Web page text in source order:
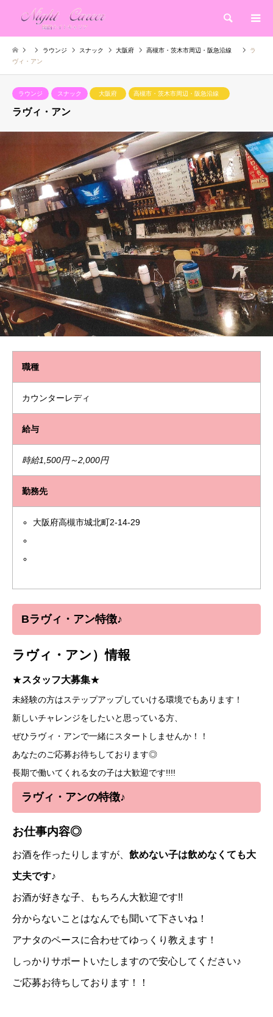
検索
ラウンジ スナック 大阪府 高槻市・茨木市周辺・阪急沿線
ラ
ヴィ・アン
ラウンジ スナック 大阪府 高槻市・茨木市周辺・阪急沿線
ラヴィ・アン
職種
カウンターレディ
給与
時給1,500円～2,000円
勤務先
大阪府高槻市城北町2-14-29
Bラヴィ・アン特徴♪
ラヴィ・アン）情報
★スタッフ大募集★
未経験の方はステップアップしていける環境でもあります！
新しいチャレンジをしたいと思っている方、
ぜひラヴィ・アンで一緒にスタートしませんか！！
あなたのご応募お待ちしております◎
長期で働いてくれる女の子は大歓迎です!!!!
ラヴィ・アンの特徴♪
お仕事内容◎
お酒を作ったりしますが、 飲めない子は飲めなくても大
丈夫です♪
お酒が好きな子、もちろん大歓迎です!!
分からないことはなんでも聞いて下さいね！
アナタのペースに合わせてゆっくり教えます！
しっかりサポートいたしますので安心してください♪
ご応募お待ちしております！！